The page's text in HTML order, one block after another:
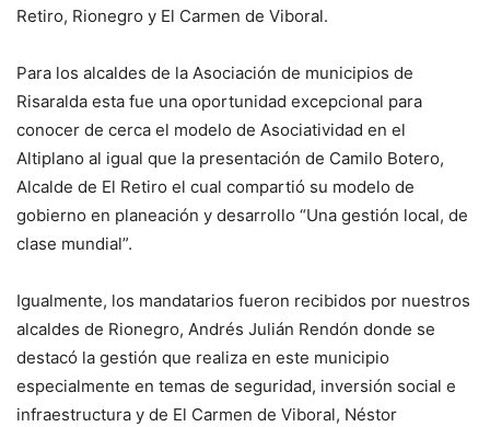
Retiro, Rionegro y El Carmen de Viboral.
Para los alcaldes de la Asociación de municipios de
Risaralda esta fue una oportunidad excepcional para
conocer de cerca el modelo de Asociatividad en el
Altiplano al igual que la presentación de Camilo Botero,
Alcalde de El Retiro el cual compartió su modelo de
gobierno en planeación y desarrollo “Una gestión local, de
clase mundial”.
Igualmente, los mandatarios fueron recibidos por nuestros
alcaldes de Rionegro, Andrés Julián Rendón donde se
destacó la gestión que realiza en este municipio
especialmente en temas de seguridad, inversión social e
infraestructura y de El Carmen de Viboral, Néstor